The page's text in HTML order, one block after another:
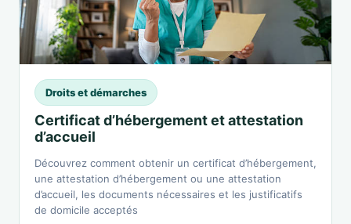
Droits et démarches
Certificat d’hébergement et attestation
d’accueil
Découvrez comment obtenir un certificat d’hébergement,
une attestation d’hébergement ou une attestation
d’accueil, les documents nécessaires et les justificatifs
de domicile acceptés